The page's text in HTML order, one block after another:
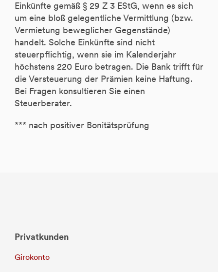
Einkünfte gemäß § 29 Z 3 EStG, wenn es sich
um eine bloß gelegentliche Vermittlung (bzw.
Vermietung beweglicher Gegenstände)
handelt. Solche Einkünfte sind nicht
steuerpflichtig, wenn sie im Kalenderjahr
höchstens 220 Euro betragen. Die Bank trifft für
die Versteuerung der Prämien keine Haftung.
Bei Fragen konsultieren Sie einen
Steuerberater.
*** nach positiver Bonitätsprüfung
Privatkunden
Girokonto